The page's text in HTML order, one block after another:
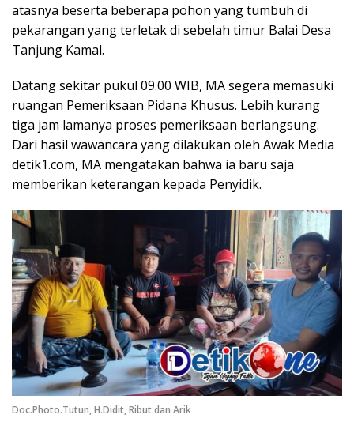
atasnya beserta beberapa pohon yang tumbuh di
pekarangan yang terletak di sebelah timur Balai Desa
Tanjung Kamal.
Datang sekitar pukul 09.00 WIB, MA segera memasuki
ruangan Pemeriksaan Pidana Khusus. Lebih kurang
tiga jam lamanya proses pemeriksaan berlangsung.
Dari hasil wawancara yang dilakukan oleh Awak Media
detik1.com, MA mengatakan bahwa ia baru saja
memberikan keterangan kepada Penyidik.
Doc.Photo.Tutun, H.Didit, Ribut dan Arik